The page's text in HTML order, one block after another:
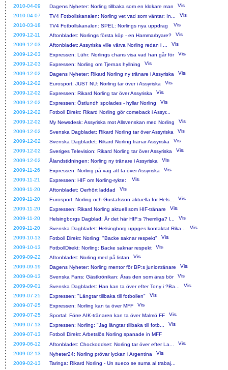
2010-04-09
Dagens Nyheter: Norling tillbaka som en klokare man
2010-04-07
TV4 Fotbollskanalen: Norling vet vad som väntar: In...
2010-03-18
TV4 Fotbollskanalen: SPEL: Norlings nya uppdrag
2009-12-11
Aftonbladet: Norlings första köp - en Hammarbyare?
2009-12-03
Aftonbladet: Assyriska ville värva Norling redan i ...
2009-12-03
Expressen: Lühr: Norlings chans visa vad han går för
2009-12-03
Expressen: Norling om Tjernas hyllning
2009-12-02
Dagens Nyheter: Rikard Norling ny tränare i Assyriska
2009-12-02
Eurosport: JUST NU: Norling tar över i Assyriska
2009-12-02
Expressen: Rikard Norling tar över Assyriska
2009-12-02
Expressen: Östlundh spolades - hyllar Norling
2009-12-02
Fotboll Direkt: Rikard Norling gör comeback i Assyr...
2009-12-02
My Newsdesk: Assyriska mot Allsvenskan med Norling
2009-12-02
Svenska Dagbladet: Rikard Norling tar över Assyriska
2009-12-02
Svenska Dagbladet: Rikard Norling tränar Assyriska
2009-12-02
Sveriges Television: Rikard Norling tar över Assyriska
2009-12-02
Ålandstidningen: Norling ny tränare i Assyriska
2009-11-26
Expressen: Norling på väg att ta över Assyriska
2009-11-21
Expressen: HIF om Norling-rykte:
2009-11-20
Aftonbladet: Oerhört laddad
2009-11-20
Eurosport: Norling och Gustafsson aktuella för Hels...
2009-11-20
Expressen: Rikard Norling aktuell som HIF-tränare
2009-11-20
Helsingborgs Dagblad: Är det här HIF:s ?hemliga? l...
2009-11-20
Svenska Dagbladet: Helsingborg uppges kontaktat Rika...
2009-10-13
Fotboll Direkt: Norling: "Backe saknar respekt"
2009-10-13
FotbollDirekt: Norling: Backe saknar respekt
2009-09-22
Aftonbladet: Norling med på listan
2009-09-19
Dagens Nyheter: Norling mentor för BP:s juniortränare
2009-09-13
Svenska Fans: Gästkrönikan: Äras den som äras bör
2009-09-01
Svenska Dagbladet: Han kan ta över efter Tony i ?Ba...
2009-07-25
Expressen: "Längtar tillbaka till fotbollen"
2009-07-25
Expressen: Norling kan ta över MFF
2009-07-25
Sportal: Förre AIK-tränaren kan ta över Malmö FF
2009-07-13
Expressen: Norling: "Jag längtar tillbaka till fotb...
2009-07-13
Fotboll Direkt: Arbetslös Norling spanade in MFF
2009-06-12
Aftonbladet: Chockoddset: Norling tar över efter La...
2009-02-13
Nyheter24: Norling prövar lyckan i Argentina
2009-02-13
Taringa: Rikard Norling - Un sueco se suma al trabaj...